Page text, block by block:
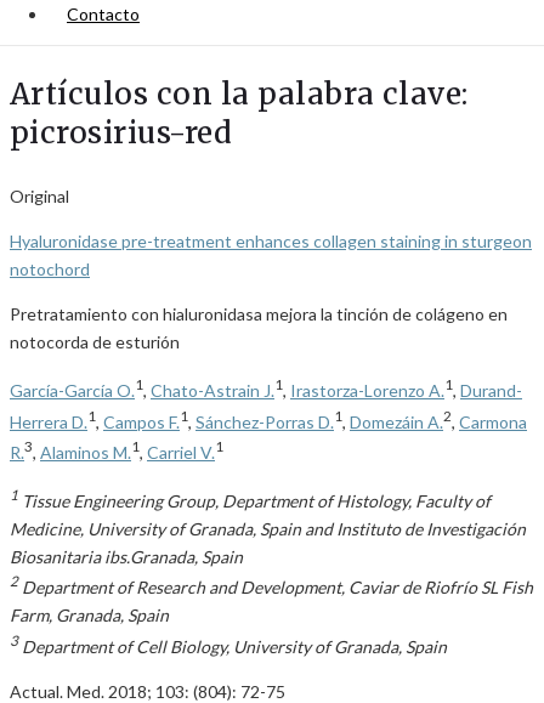
Contacto
Artículos con la palabra clave:
picrosirius-red
Original
Hyaluronidase pre-treatment enhances collagen staining in sturgeon
notochord
Pretratamiento con hialuronidasa mejora la tinción de colágeno en
notocorda de esturión
García-García O.1, Chato-Astrain J.1, Irastorza-Lorenzo A.1, Durand-
Herrera D. 1 Campos F. 1 Sánchez-Porras D. 1 Domezáin A. 2 Carmona
R.3, Alaminos M.1, Carriel V.1
1 Tissue Engineering Group, Department of Histology, Faculty of
Medicine, University of Granada, Spain and Instituto de Investigación
Biosanitaria ibs.Granada, Spain
2Department of Research and Development, Caviar de Riofrío SL Fish
Farm, Granada, Spain
3Department of Cell Biology, University of Granada, Spain
Actual. Med. 2018; 103: (804): 72-75